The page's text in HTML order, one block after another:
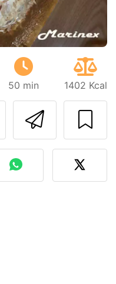
50 min 1402 Kcal
Imprimao autor